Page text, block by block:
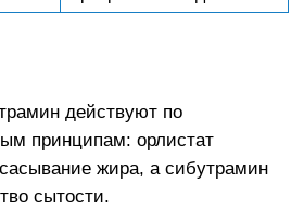
действуют по
принципам: орлистат
жира, а сибутрамин
сытости.